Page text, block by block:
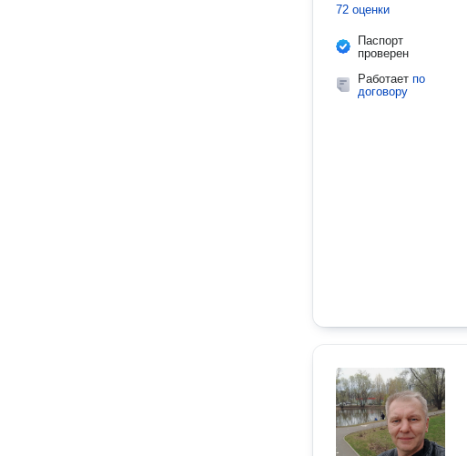
72 оценки
Паспорт
проверен
Работает по
договору